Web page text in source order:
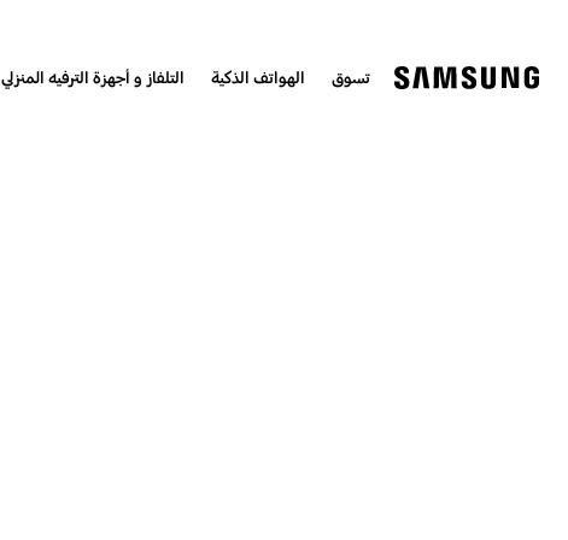
تسوق الهواتف الذكية التلفاز و أجهزة الترفيه المنزلي